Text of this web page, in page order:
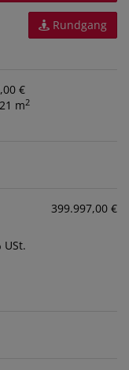
Rundgang
€
m2
399.997,00 €
USt.